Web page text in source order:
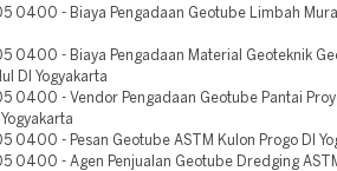
0400 - Biaya Pengadaan Geotube Limbah
0400 - Biaya Pengadaan Material Geoteknik
DI Yogyakarta
0400 - Vendor Pengadaan Geotube Pantai
0400 - Pesan Geotube ASTM Kulon Progo DI
0400 - Agen Penjualan Geotube Dredging